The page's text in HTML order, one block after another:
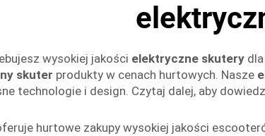
wysokiej jakości elektryczne skutery
skuter produkty w cenach hurtowych. Nasze
technologie i design. Czytaj dalej, aby
hurtowe zakupy wysokiej jakości